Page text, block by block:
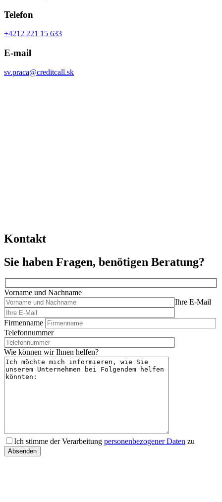
Telefon
+4212 221 15 633
E-mail
sv.praca@creditcall.sk
Kontakt
Sie haben Fragen, benötigen Beratung?
Vorname und Nachname
Ihre E-Mail
Firmenname
Telefonnummer
Wie können wir Ihnen helfen?
Ich stimme der Verarbeitung personenbezogener Daten zu